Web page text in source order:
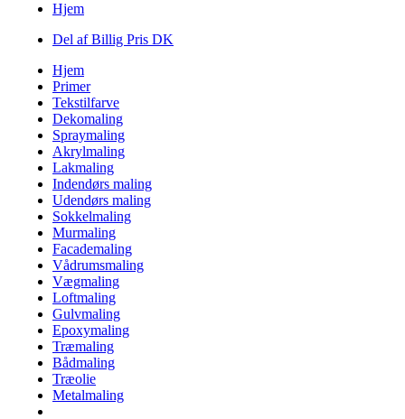
Hjem
Del af Billig Pris DK
Hjem
Primer
Tekstilfarve
Dekomaling
Spraymaling
Akrylmaling
Lakmaling
Indendørs maling
Udendørs maling
Sokkelmaling
Murmaling
Facademaling
Vådrumsmaling
Vægmaling
Loftmaling
Gulvmaling
Epoxymaling
Træmaling
Bådmaling
Træolie
Metalmaling